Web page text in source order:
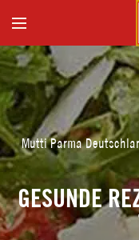
Mutti Parma
GESUNDE